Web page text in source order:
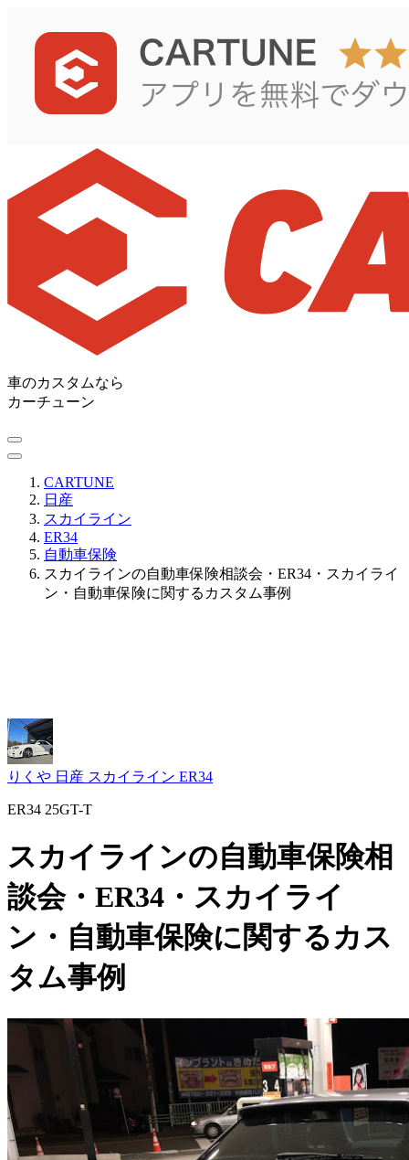
車のカスタムなら
カーチューン
CARTUNE
日産
スカイライン
ER34
自動車保険
スカイラインの自動車保険相談会・ER34・スカイライ
ン・自動車保険に関するカスタム事例
りくや 日産 スカイライン ER34
ER34 25GT-T
スカイラインの自動車保険相
談会・ER34・スカイライ
ン・自動車保険に関するカス
タム事例